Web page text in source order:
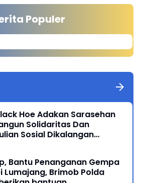
Populer
Hoe Adakan Sarasehan
Solidaritas Dan
Sosial Dikalangan
Bantu Penanganan Gempa
Lumajang, Brimob Polda